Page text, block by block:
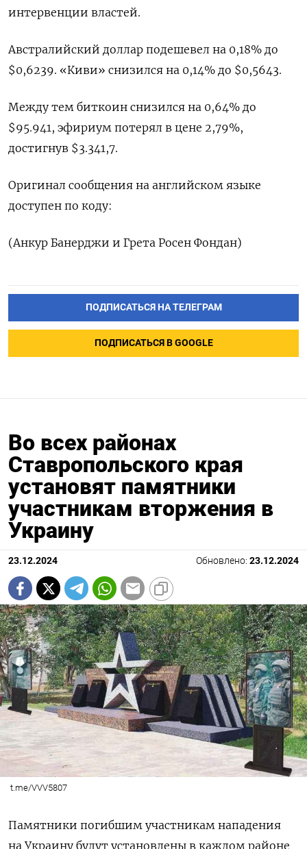
интервенции властей.
Австралийский доллар подешевел на 0,18% до
$0,6239​. «Киви» снизился на 0,14% до $0,5643​.
Между тем биткоин снизился на 0,64% до
$95.941, эфириум потерял в цене 2,79%,
достигнув $3.341,7.
Оригинал сообщения на английском языке
доступен по коду:
(Анкур Банерджи и Грета Росен Фондан)
ПОДПИСАТЬСЯ НА ТЕЛЕГРАМ
ПОДПИСАТЬСЯ В GOOGLE
Во всех районах
Ставропольского края
установят памятники
участникам вторжения в
Украину
23.12.2024 Обновлено: 23.12.2024
t.me/VVV5807
Памятники погибшим участникам нападения
на Украину будут установлены в каждом районе